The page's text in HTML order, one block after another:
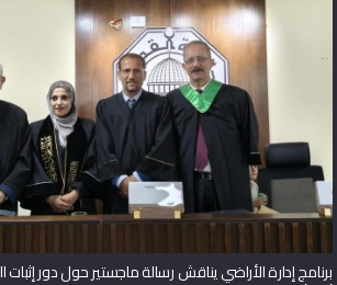
برنامج إدارة الأراضي يناقش رسالة ماجستير حول دور إثبات